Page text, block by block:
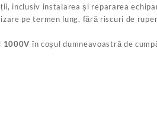
inclusiv instalarea și repararea
pe termen lung, fără riscuri de
1000V în coșul dumneavoastră de